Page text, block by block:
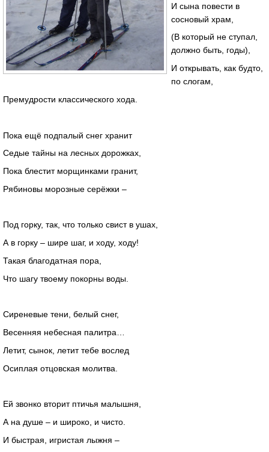
И сына повести в
сосновый храм,
(В который не ступал,
должно быть, годы),
И открывать, как будто,
по слогам,
Премудрости классического хода.
Пока ещё подпалый снег хранит
Седые тайны на лесных дорожках,
Пока блестит морщинками гранит,
Рябиновы морозные серёжки –
Под горку, так, что только свист в ушах,
А в горку – шире шаг, и ходу, ходу!
Такая благодатная пора,
Что шагу твоему покорны воды.
Сиреневые тени, белый снег,
Весенняя небесная палитра…
Летит, сынок, летит тебе вослед
Осиплая отцовская молитва.
Ей звонко вторит птичья малышня,
А на душе – и широко, и чисто.
И быстрая, игристая лыжня –